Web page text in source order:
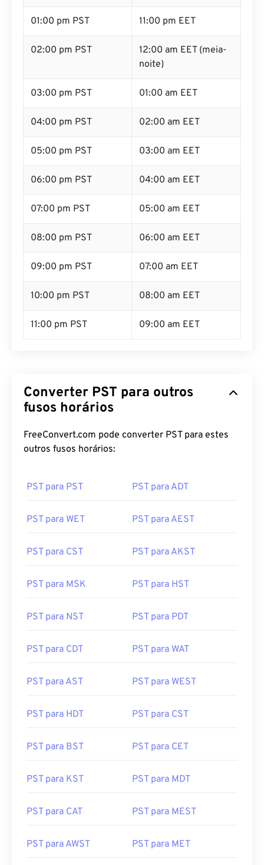
01:00 pm PST 11:00 pm EET
02:00 pm PST
12:00 am EET (meia-
noite)
03:00 pm PST 01:00 am EET
04:00 pm PST 02:00 am EET
05:00 pm PST 03:00 am EET
06:00 pm PST 04:00 am EET
07:00 pm PST 05:00 am EET
08:00 pm PST 06:00 am EET
09:00 pm PST 07:00 am EET
10:00 pm PST 08:00 am EET
11:00 pm PST 09:00 am EET
Converter PST para outros
fusos horários
FreeConvert.com pode converter PST para estes
outros fusos horários:
PST para PST PST para ADT
PST para WET PST para AEST
PST para CST PST para AKST
PST para MSK PST para HST
PST para NST PST para PDT
PST para CDT PST para WAT
PST para AST PST para WEST
PST para HDT PST para CST
PST para BST PST para CET
PST para KST PST para MDT
PST para CAT PST para MEST
PST para AWST PST para MET